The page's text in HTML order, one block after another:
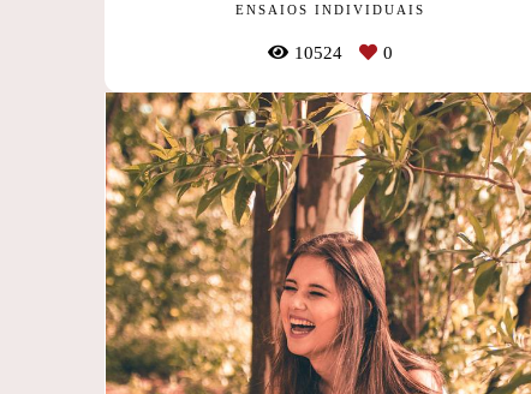
ENSAIOS INDIVIDUAIS
10524 0